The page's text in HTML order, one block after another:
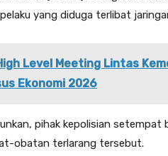
yang diduga terlibat
Level Meeting Lintas
Ekonomi 2026
pihak kepolisian setempat
obatan terlarang tersebut.